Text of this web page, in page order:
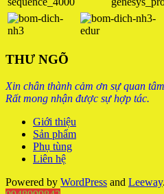
THƯ NGÕ
Xin chân thành cảm ơn sự quan
Rất mong nhận được sự hợp tác.
Giới thiệu
Sản phẩm
Phụ tùng
Liên hệ
Powered by WordPress and Leeway.